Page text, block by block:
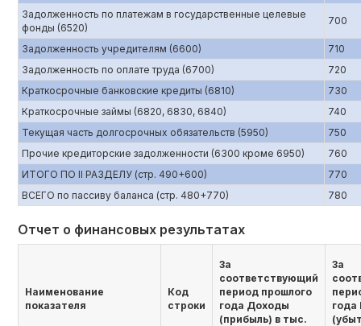
Задолженность по платежам в государственные целевые
фонды (6520)
700
Задолженность учредителям (6600)
710
Задолженность по оплате труда (6700)
720
Краткосрочные банковские кредиты (6810)
730
Краткосрочные займы (6820, 6830, 6840)
740
Текущая часть долгосрочных обязательств (5950)
750
Прочие кредиторские задолженности (6300 кроме 6950)
760
ИТОГО ПО II РАЗДЕЛУ (стр. 490+600)
770
ВСЕГО по пассиву баланса (стр. 480+770)
780
Отчет о финансовых результатах
Наименование
показателя
Код
строки
За
соответствующий
период прошлого
года Доходы
(прибыль) в тыс.
За
года